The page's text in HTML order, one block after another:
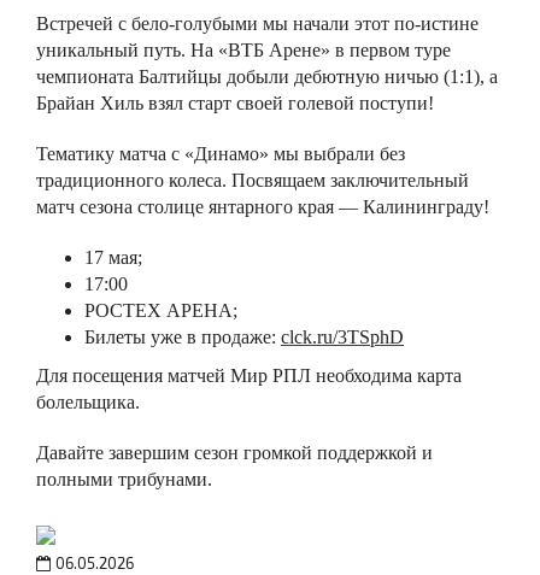
Встречей с бело-голубыми мы начали этот по-истине
уникальный путь. На «ВТБ Арене» в первом туре
чемпионата Балтийцы добыли дебютную ничью (1:1), а
Брайан Хиль взял старт своей голевой поступи!
Тематику матча с «Динамо» мы выбрали без
традиционного колеса. Посвящаем заключительный
матч сезона столице янтарного края — Калининграду!
17 мая;
17:00
РОСТЕХ АРЕНА;
Билеты уже в продаже: clck.ru/3TSphD
Для посещения матчей Мир РПЛ необходима карта
болельщика.
Давайте завершим сезон громкой поддержкой и
полными трибунами.
06.05.2026